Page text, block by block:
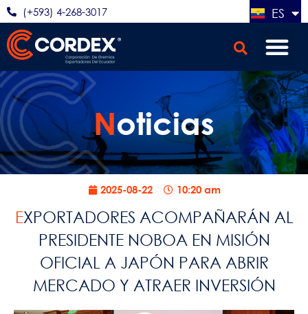
(+593) 4-268-3017 ES
EN
Noticias
2025-08-22 10:20 am
EXPORTADORES ACOMPAÑARÁN AL
PRESIDENTE NOBOA EN MISIÓN
OFICIAL A JAPÓN PARA ABRIR
MERCADO Y ATRAER INVERSIÓN